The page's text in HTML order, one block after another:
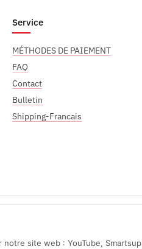
site web : YouTube,
Service
MÉTHODES DE PAIEMENT
FAQ
Contact
Bulletin
Shipping-Francais